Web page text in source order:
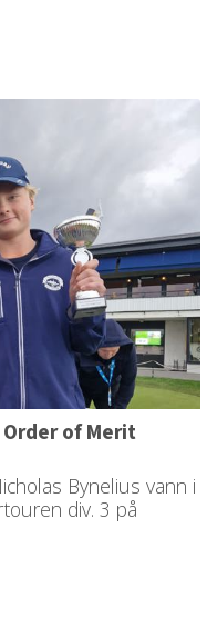
of Merit
Bynelius vann i
div. 3 på